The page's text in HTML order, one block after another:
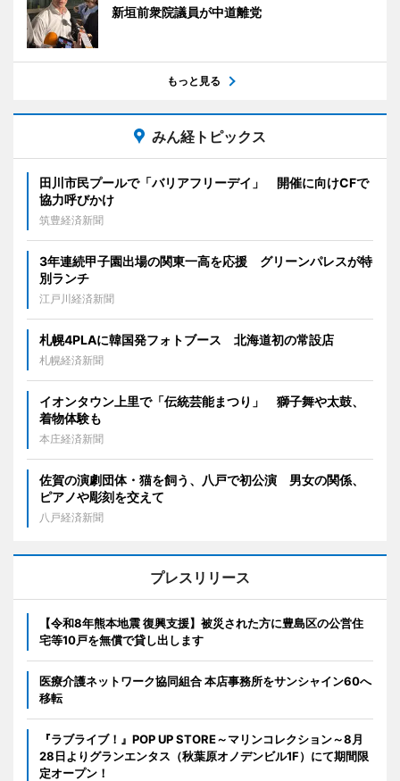
新垣前衆院議員が中道離党
もっと見る
みん経トピックス
田川市民プールで「バリアフリーデイ」 開催に向けCFで
協力呼びかけ
筑豊経済新聞
3年連続甲子園出場の関東一高を応援 グリーンパレスが特
別ランチ
江戸川経済新聞
札幌4PLAに韓国発フォトブース 北海道初の常設店
札幌経済新聞
イオンタウン上里で「伝統芸能まつり」 獅子舞や太鼓、
着物体験も
本庄経済新聞
佐賀の演劇団体・猫を飼う、八戸で初公演 男女の関係、
ピアノや彫刻を交えて
八戸経済新聞
プレスリリース
【令和8年熊本地震 復興支援】被災された方に豊島区の公営住
宅等10戸を無償で貸し出します
医療介護ネットワーク協同組合 本店事務所をサンシャイン60へ
移転
『ラブライブ！』POP UP STORE～マリンコレクション～8月
28日よりグランエンタス（秋葉原オノデンビル1F）にて期間限
定オープン！